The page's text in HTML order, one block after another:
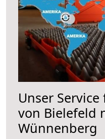
Unser
von Bielefeld
Wünnenberg